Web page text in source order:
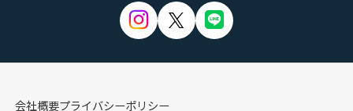
会社概要プライバシーポリシー